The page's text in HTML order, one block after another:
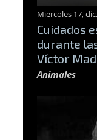
Miercoles 17,
Cuidados
durante
Víctor
Animales